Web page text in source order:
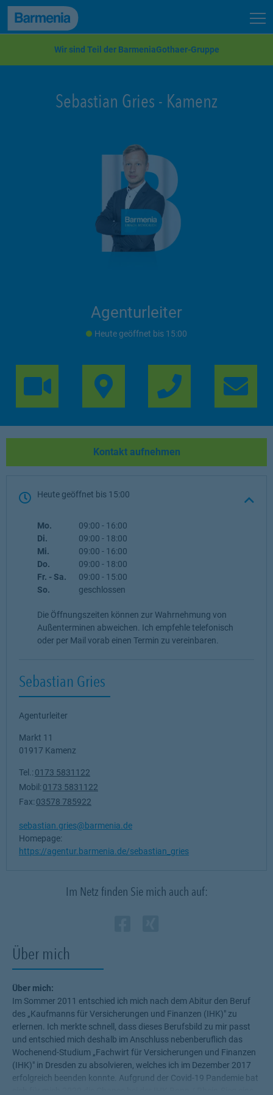
zum Seiteninhalt
Back to top
Wir sind Teil der BarmeniaGothaer-Gruppe
Sebastian Gries - Kamenz
Agenturleiter
Heute geöffnet bis 15:00
Link Opens in
Über mich
Über mich:
Im Sommer 2011 entschied ich mich nach dem Abitur den Beruf
des „Kaufmanns für Versicherungen und Finanzen (IHK)" zu
erlernen. Ich merkte schnell, dass dieses Berufsbild zu mir passt
und entschied mich deshalb im Anschluss nebenberuflich das
Wochenend-Studium „Fachwirt für Versicherungen und Finanzen
(IHK)" in Dresden zu absolvieren, welches ich im Dezember 2017
erfolgreich beenden konnte. Aufgrund der Covid-19 Pandemie bat
Kontakt aufnehmen
Heute geöffnet bis 15:00
WochentagÖffnungszeiten
Mo. 09:00 - 16:00
Di.
09:00 - 18:00
Mi.
09:00 - 16:00
Do.
09:00 - 18:00
Fr. - Sa.
09:00 - 15:00
So.
geschlossen
Die Öffnungszeiten können zur Wahrnehmung von
Außenterminen abweichen. Ich empfehle telefonisch
oder per Mail vorab einen Termin zu vereinbaren.
Sebastian Gries
Agenturleiter
Markt 11
01917 Kamenz
Tel.: 0173 5831122
Mobil: 0173 5831122
Fax: 03578 785922
sebastian.gries@barmenia.de
Homepage:
https://agentur.barmenia.de/sebastian_gries
Im Netz finden Sie mich auch auf: